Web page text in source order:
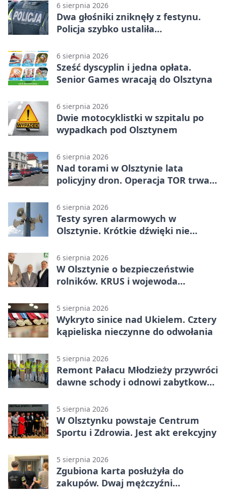
6 sierpnia 2026
Dwa głośniki zniknęły z festynu.
Policja szybko ustaliła
6 sierpnia 2026
Sześć dyscyplin i jedna opłata.
Senior Games wracają do Olsztyna
6 sierpnia 2026
Dwie motocyklistki w szpitalu po
wypadkach pod Olsztynem
6 sierpnia 2026
Nad torami w Olsztynie lata
policyjny dron. Operacja TOR trwa
6 sierpnia 2026
Testy syren alarmowych w
Olsztynie. Krótkie dźwięki nie
6 sierpnia 2026
W Olsztynie o bezpieczeństwie
rolników. KRUS i wojewoda
5 sierpnia 2026
Wykryto sinice nad Ukielem. Cztery
kąpieliska nieczynne do odwołania
5 sierpnia 2026
Remont Pałacu Młodzieży przywróci
dawne schody i odnowi zabytkowy
5 sierpnia 2026
W Olsztynku powstaje Centrum
Sportu i Zdrowia. Jest akt erekcyjny
5 sierpnia 2026
Zgubiona karta posłużyła do
zakupów. Dwaj mężczyźni